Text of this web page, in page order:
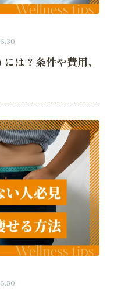
は？条件や費用、